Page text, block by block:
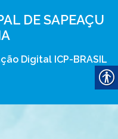
DE SAPEAÇU
Digital ICP-BRASIL